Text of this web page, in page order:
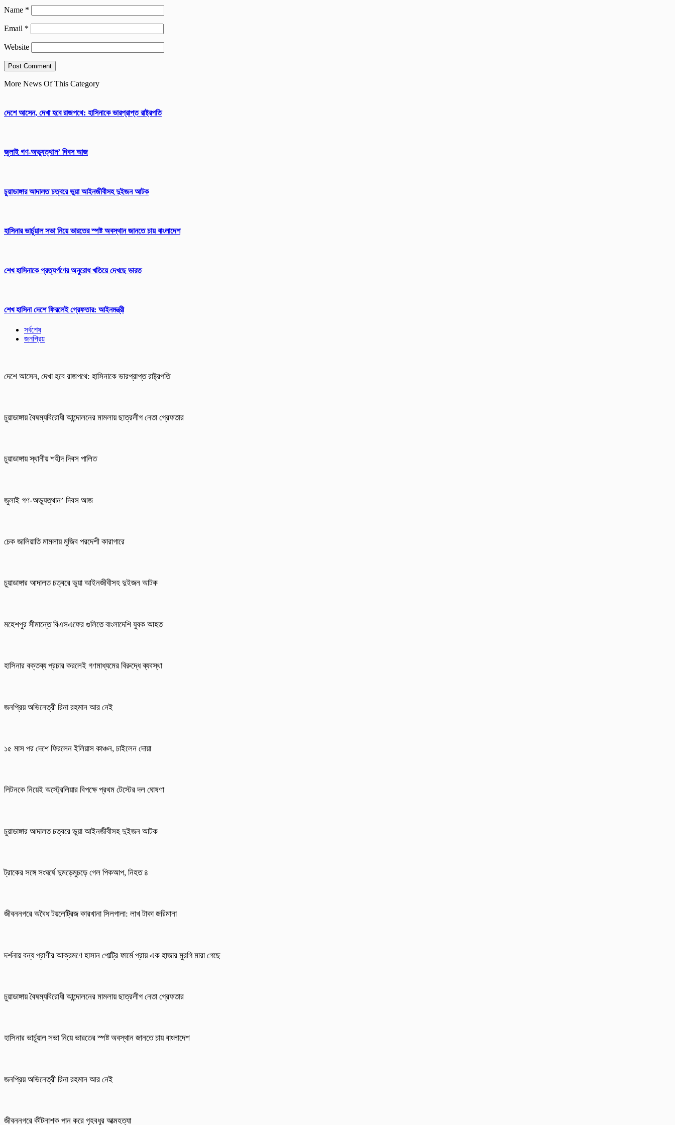
Name *
Email *
Website
More News Of This Category
দেশে আসেন, দেখা হবে রাজপথে: হাসিনাকে ভারপ্রাপ্ত রাষ্ট্রপতি
জুলাই গণ-অভ্যুত্থান’ দিবস আজ
চুয়াডাঙ্গার আদালত চত্বরে ভুয়া আইনজীবীসহ দুইজন আটক
হাসিনার ভার্চুয়াল সভা নিয়ে ভারতের স্পষ্ট অবস্থান জানতে চায় বাংলাদেশ
শেখ হাসিনাকে প্রত্যর্পণের অনুরোধ খতিয়ে দেখছে ভারত
শেখ হাসিনা দেশে ফিরলেই গ্রেফতার: আইনমন্ত্রী
সর্বশেষ
জনপ্রিয়
দেশে আসেন, দেখা হবে রাজপথে: হাসিনাকে ভারপ্রাপ্ত রাষ্ট্রপতি
চুয়াডাঙ্গায় বৈষম্যবিরোধী আন্দোলনের মামলায় ছাত্রলীগ নেতা গ্রেফতার
চুয়াডাঙ্গায় স্থানীয় শহীদ দিবস পা‌লিত
জুলাই গণ-অভ্যুত্থান’ দিবস আজ
চেক জালিয়াতি মামলায় মুজিব পরদেশী কারাগারে
চুয়াডাঙ্গার আদালত চত্বরে ভুয়া আইনজীবীসহ দুইজন আটক
মহেশপুর সীমান্তে বিএসএফের গুলিতে বাংলাদেশি যুবক আহত
হাসিনার বক্তব্য প্রচার করলেই গণমাধ্যমের বিরুদ্ধে ব্যবস্থা
জনপ্রিয় অভিনেত্রী রিনা রহমান আর নেই
১৫ মাস পর দেশে ফিরলেন ইলিয়াস কাঞ্চন, চাইলেন দোয়া
লিটনকে নিয়েই অস্ট্রেলিয়ার বিপক্ষে প্রথম টেস্টের দল ঘোষণা
চুয়াডাঙ্গার আদালত চত্বরে ভুয়া আইনজীবীসহ দুইজন আটক
ট্রাকের সঙ্গে সংঘর্ষে দুমড়েমুচড়ে গেল পিকআপ, নিহত ৪
জীবননগরে অবৈধ টয়লেট্রিজ কারখানা সিলগালা: লাখ টাকা জরিমানা
দর্শনায় বন্য প্রাণীর আক্রমণে হাসান পোল্ট্রি ফার্মে প্রায় এক হাজার মুরগি মারা গেছে
চুয়াডাঙ্গায় বৈষম্যবিরোধী আন্দোলনের মামলায় ছাত্রলীগ নেতা গ্রেফতার
হাসিনার ভার্চুয়াল সভা নিয়ে ভারতের স্পষ্ট অবস্থান জানতে চায় বাংলাদেশ
জনপ্রিয় অভিনেত্রী রিনা রহমান আর নেই
জীবননগরে কীটনাশক পান করে গৃহবধূর আত্মহত্যা